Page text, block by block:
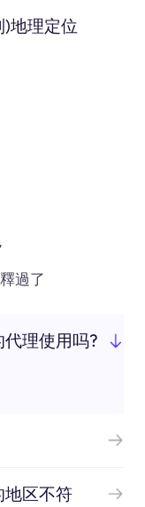
地理定位
過了
理使用吗?
地区不符